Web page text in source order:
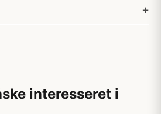
interesseret i